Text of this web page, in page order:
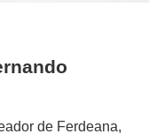
de Ferdeana,